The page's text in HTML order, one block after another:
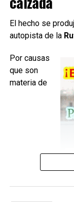
del cilindro y
herramientas de
El hecho se
autopista de la
Por causas
que son
materia de